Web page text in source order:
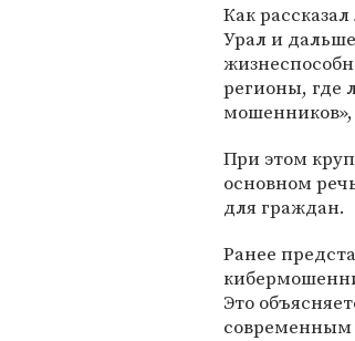
Как
Урал и
регионы, где
При этом
основном
для граждан.
Ранее
Это
современным